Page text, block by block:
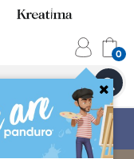
at benytte dig af